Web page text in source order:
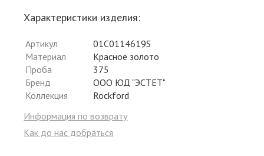
Характеристики изделия:
Артикул
01С0114619S
Материал
Красное золото
Проба
375
Бренд
ООО ЮД "ЭСТЕТ"
Коллекция
Rockford
Информация по возврату
Как до нас добраться